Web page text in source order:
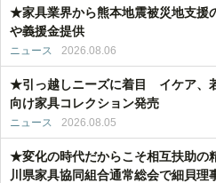
★家具業界から熊本地震被災地支
や義援金提供
ニュース 2026.08.06
★引っ越しニーズに着目 イケア、
向け家具コレクション発売
ニュース 2026.08.05
★変化の時代だからこそ相互扶助
川県家具協同組合通常総会で細貝理